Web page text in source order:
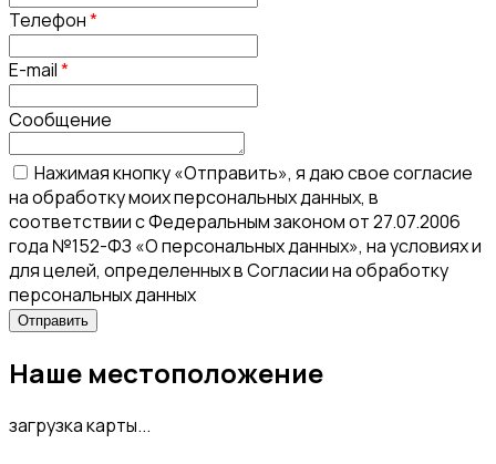
Телефон*
E-mail*
Сообщение
Нажимая кнопку «Отправить», я даю свое согласие
на обработку моих персональных данных, в
соответствии с Федеральным законом от 27.07.2006
года №152-ФЗ «О персональных данных», на условиях и
для целей, определенных в Согласии на обработку
персональных данных
Наше местоположение
загрузка карты...